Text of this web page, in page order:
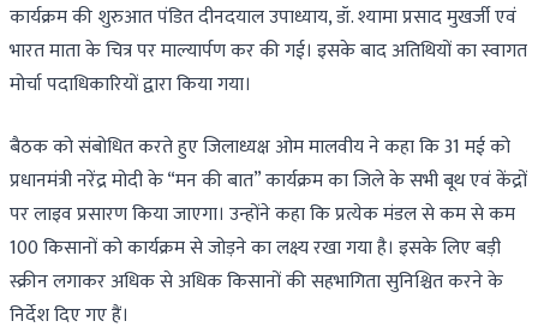
कार्यक्रम की शुरुआत पंडित दीनदयाल उपाध्याय, डॉ. श्यामा प्रसाद मुखर्जी एवं
भारत माता के चित्र पर माल्यार्पण कर की गई। इसके बाद अतिथियों का स्वागत
मोर्चा पदाधिकारियों द्वारा किया गया।
बैठक को संबोधित करते हुए जिलाध्यक्ष ओम मालवीय ने कहा कि 31 मई को
प्रधानमंत्री नरेंद्र मोदी के “मन की बात” कार्यक्रम का जिले के सभी बूथ एवं केंद्रों
पर लाइव प्रसारण किया जाएगा। उन्होंने कहा कि प्रत्येक मंडल से कम से कम
100 किसानों को कार्यक्रम से जोड़ने का लक्ष्य रखा गया है। इसके लिए बड़ी
स्क्रीन लगाकर अधिक से अधिक किसानों की सहभागिता सुनिश्चित करने के
निर्देश दिए गए हैं।